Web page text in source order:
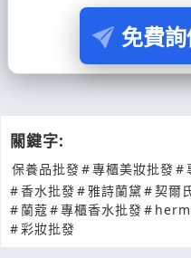
免費
關鍵字:
保養品批發#專櫃美妝批發#
#香水批發#雅詩蘭黛#契爾
#蘭蔻#專櫃香水批發#
#彩妝批發